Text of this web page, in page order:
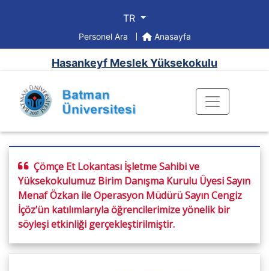
TR
Personel Ara Anasayfa
Hasankeyf Meslek Yüksekokulu
Çömçe Et Lokantası İşletme Sahibi ve
Yüksekokulumuz Birim Danışma Kurulu Üyesi Sayın
Menaf Özkan ile Operasyon Müdürü Sayın Cengiz
İçöz’ün katılımlarıyla öğrencilerimize yönelik bir
söyleşi etkinliği gerçekleştirilmiştir.